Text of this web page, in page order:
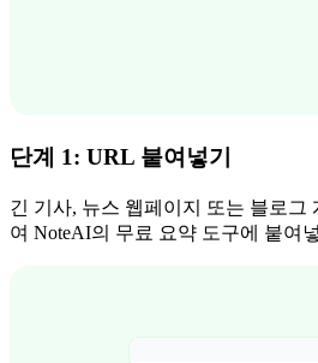
단계 1: URL 붙여넣기
긴 기사, 뉴스 웹페이지 또는 블로그
여 NoteAI의 무료 요약 도구에 붙여